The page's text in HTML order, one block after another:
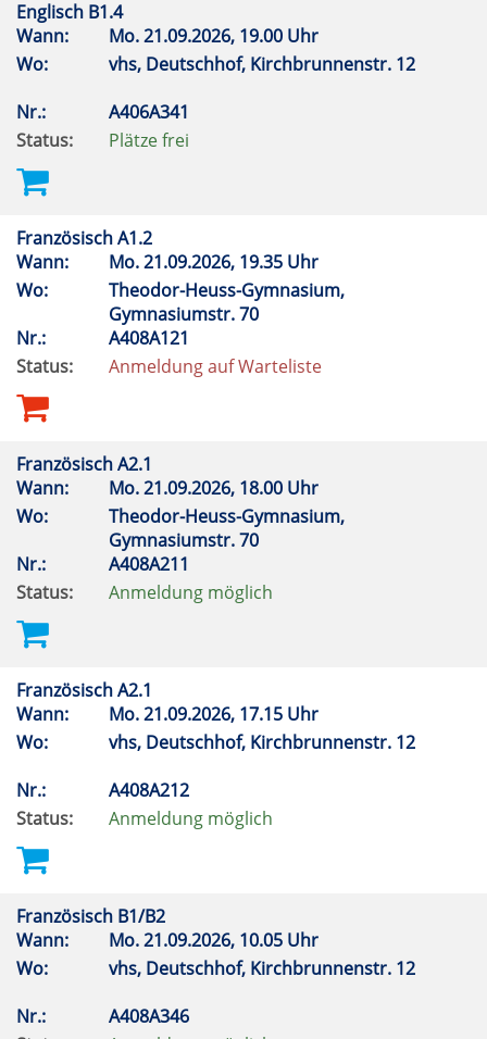
Englisch B1.4
Wann:
Mo.21.09.2026, 19.00 Uhr
Wo:
vhs, Deutschhof, Kirchbrunnenstr. 12
Nr.:
A406A341
Status:
Plätze frei
Französisch A1.2
Wann:
Mo.21.09.2026, 19.35 Uhr
Wo:
Theodor-Heuss-Gymnasium,
Gymnasiumstr. 70
Nr.:
A408A121
Status:
Anmeldung auf Warteliste
Französisch A2.1
Wann:
Mo.21.09.2026, 18.00 Uhr
Wo:
Theodor-Heuss-Gymnasium,
Gymnasiumstr. 70
Nr.:
A408A211
Status:
Anmeldung möglich
Französisch A2.1
Wann:
Mo.21.09.2026, 17.15 Uhr
Wo:
vhs, Deutschhof, Kirchbrunnenstr. 12
Nr.:
A408A212
Status:
Anmeldung möglich
Französisch B1/B2
Wann:
Mo.21.09.2026, 10.05 Uhr
Wo:
vhs, Deutschhof, Kirchbrunnenstr. 12
Nr.:
A408A346